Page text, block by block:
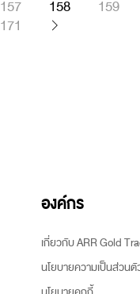
157 158 159
171
องค์กร
เกี่ยวกับ ARR Gold
นโยบายความเป็นส่วนตั